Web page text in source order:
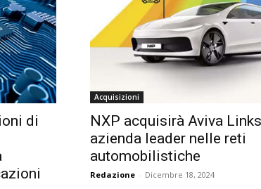
di
Acquisizioni
NXP acquisirà Aviva
azienda leader nelle reti
automobilistiche
Redazione - Dicembre 18, 2024